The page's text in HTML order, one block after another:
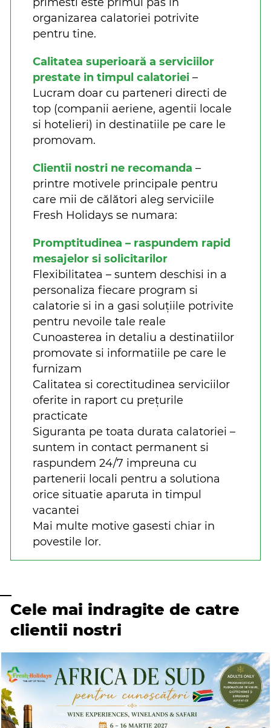
organizarea calatoriei potrivite
pentru tine.
Calitatea superioară a serviciilor
prestate in timpul calatoriei –
Lucram doar cu parteneri directi de
top (companii aeriene, agentii locale
si hotelieri) in destinatiile pe care le
promovam.
Clientii nostri ne recomanda –
printre motivele principale pentru
care mii de călători aleg serviciile
Fresh Holidays se numara:
Promptitudinea – raspundem rapid
mesajelor si solicitarilor
Flexibilitatea – suntem deschisi in a
personaliza fiecare program si
calatorie si in a gasi soluțiile potrivite
pentru nevoile tale reale
Cunoasterea in detaliu a destinatiilor
promovate si informatiile pe care le
furnizam
Calitatea si corectitudinea serviciilor
oferite in raport cu prețurile
practicate
Siguranta pe toata durata calatoriei –
suntem in contact permanent si
raspundem 24/7 impreuna cu
partenerii locali pentru a solutiona
orice situatie aparuta in timpul
vacantei
Mai multe motive gasesti chiar in
povestile lor.
Cele mai indragite de catre
clientii nostri